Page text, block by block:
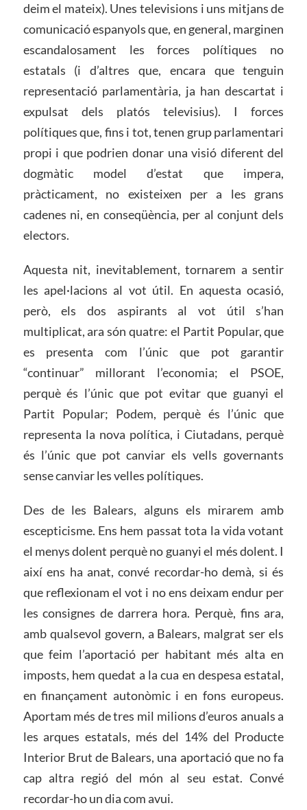
deim el mateix). Unes televisions i uns mitjans de
comunicació espanyols que, en general, marginen
escandalosament les forces polítiques no
estatals (i d’altres que, encara que tenguin
representació parlamentària, ja han descartat i
expulsat dels platós televisius). I forces
polítiques que, fins i tot, tenen grup parlamentari
propi i que podrien donar una visió diferent del
dogmàtic model d’estat que impera,
pràcticament, no existeixen per a les grans
cadenes ni, en conseqüència, per al conjunt dels
electors.
Aquesta nit, inevitablement, tornarem a sentir
les apel·lacions al vot útil. En aquesta ocasió,
però, els dos aspirants al vot útil s’han
multiplicat, ara són quatre: el Partit Popular, que
es presenta com l’únic que pot garantir
“continuar” millorant l’economia; el PSOE,
perquè és l’únic que pot evitar que guanyi el
Partit Popular; Podem, perquè és l’únic que
representa la nova política, i Ciutadans, perquè
és l’únic que pot canviar els vells governants
sense canviar les velles polítiques.
Des de les Balears, alguns els mirarem amb
escepticisme. Ens hem passat tota la vida votant
el menys dolent perquè no guanyi el més dolent. I
així ens ha anat, convé recordar-ho demà, si és
que reflexionam el vot i no ens deixam endur per
les consignes de darrera hora. Perquè, fins ara,
amb qualsevol govern, a Balears, malgrat ser els
que feim l’aportació per habitant més alta en
imposts, hem quedat a la cua en despesa estatal,
en finançament autonòmic i en fons europeus.
Aportam més de tres mil milions d’euros anuals a
les arques estatals, més del 14% del Producte
Interior Brut de Balears, una aportació que no fa
cap altra regió del món al seu estat. Convé
recordar-ho un dia com avui.